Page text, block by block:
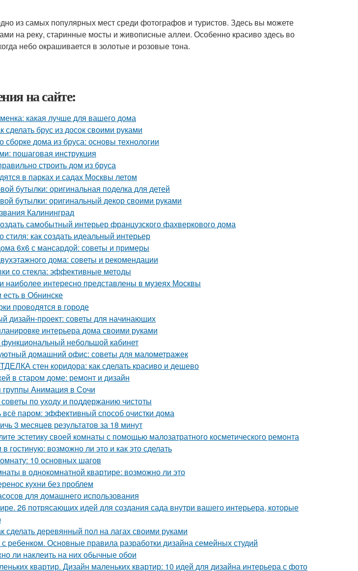
из самых популярных мест среди фотографов и туристов. Здесь вы можете
на реку, старинные мосты и живописные аллеи. Особенно красиво здесь во
небо окрашивается в золотые и розовые тона.
на сайте:
какая лучше для вашего дома
сделать брус из досок своими руками
сборке дома из бруса: основы технологии
пошаговая инструкция
строить дом из бруса
в парках и садах Москвы летом
бутылки: оригинальная поделка для детей
бутылки: оригинальный декор своими руками
Калининград
самобытный интерьер французского фахверкового дома
как создать идеальный интерьер
6х6 с мансардой: советы и примеры
дома: советы и рекомендации
со стекла: эффективные методы
наиболее интересно представлены в музеях Москвы
есть в Обнинске
проводятся в городе
дизайн-проект: советы для начинающих
интерьера дома своими руками
небольшой кабинет
уютный домашний офис: советы для малометражек
стен коридора: как сделать красиво и дешево
в старом доме: ремонт и дизайн
группы Анимация в Сочи
по уходу и поддержанию чистоты
всё паром: эффективный способ очистки дома
3 месяцев результатов за 18 минут
эстетику своей комнаты с помощью малозатратного косметического ремонта
гостиную: возможно ли это и как это сделать
10 основных шагов
в однокомнатной квартире: возможно ли это
кухни без проблем
для домашнего использования
26 потрясающих идей для создания сада внутри вашего интерьера, которые
сделать деревянный пол на лагах своими руками
ребенком. Основные правила разработки дизайна семейных студий
ли наклеить на них обычные обои
квартир. Дизайн маленьких квартир: 10 идей для дизайна интерьера с фото